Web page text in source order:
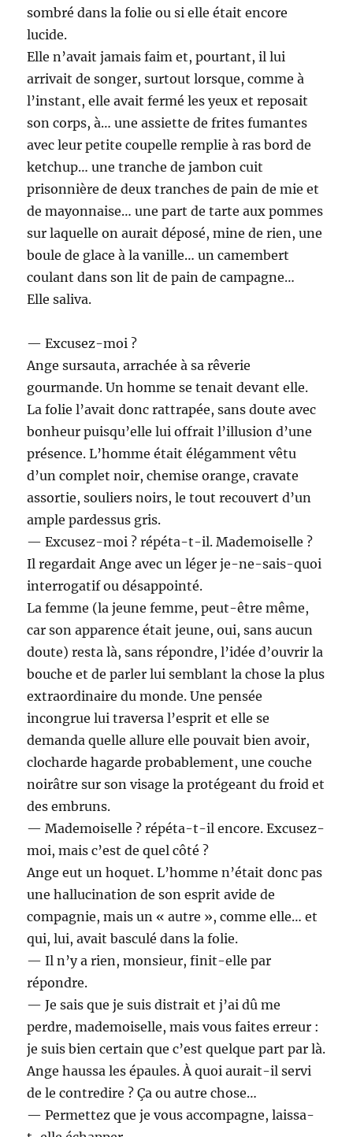
sombré dans la folie ou si elle était encore
lucide.
Elle n’avait jamais faim et, pourtant, il lui
arrivait de songer, surtout lorsque, comme à
l’instant, elle avait fermé les yeux et reposait
son corps, à… une assiette de frites fumantes
avec leur petite coupelle remplie à ras bord de
ketchup… une tranche de jambon cuit
prisonnière de deux tranches de pain de mie et
de mayonnaise… une part de tarte aux pommes
sur laquelle on aurait déposé, mine de rien, une
boule de glace à la vanille… un camembert
coulant dans son lit de pain de campagne…
Elle saliva.
— Excusez-moi ?
Ange sursauta, arrachée à sa rêverie
gourmande. Un homme se tenait devant elle.
La folie l’avait donc rattrapée, sans doute avec
bonheur puisqu’elle lui offrait l’illusion d’une
présence. L’homme était élégamment vêtu
d’un complet noir, chemise orange, cravate
assortie, souliers noirs, le tout recouvert d’un
ample pardessus gris.
— Excusez-moi ? répéta-t-il. Mademoiselle ?
Il regardait Ange avec un léger je-ne-sais-quoi
interrogatif ou désappointé.
La femme (la jeune femme, peut-être même,
car son apparence était jeune, oui, sans aucun
doute) resta là, sans répondre, l’idée d’ouvrir la
bouche et de parler lui semblant la chose la plus
extraordinaire du monde. Une pensée
incongrue lui traversa l’esprit et elle se
demanda quelle allure elle pouvait bien avoir,
clocharde hagarde probablement, une couche
noirâtre sur son visage la protégeant du froid et
des embruns.
— Mademoiselle ? répéta-t-il encore. Excusez-
moi, mais c’est de quel côté ?
Ange eut un hoquet. L’homme n’était donc pas
une hallucination de son esprit avide de
compagnie, mais un « autre », comme elle… et
qui, lui, avait basculé dans la folie.
— Il n’y a rien, monsieur, finit-elle par
répondre.
— Je sais que je suis distrait et j’ai dû me
perdre, mademoiselle, mais vous faites erreur :
je suis bien certain que c’est quelque part par là.
Ange haussa les épaules. À quoi aurait-il servi
de le contredire ? Ça ou autre chose…
— Permettez que je vous accompagne, laissa-